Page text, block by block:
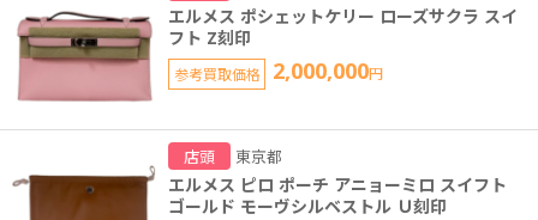
エルメス ポシェットケリー ローズサクラ スイ
フト Z刻印
参考買取価格 2,000,000円
店頭 東京都
エルメス ピロ ポーチ アニョーミロ スイフト
ゴールド モーヴシルベストル Ｕ刻印